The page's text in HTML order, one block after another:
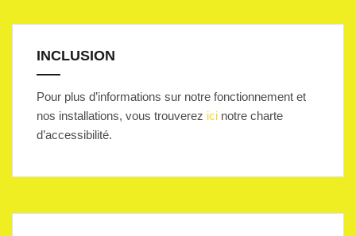
INCLUSION
Pour plus d’informations sur notre fonctionnement et
nos installations, vous trouverez ici notre charte
d’accessibilité.